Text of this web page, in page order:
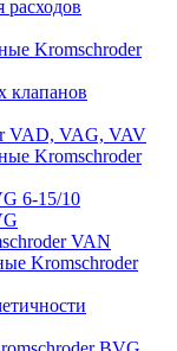
расходов
Kromschroder
клапанов
VAD, VAG, VAV
Kromschroder
6-15/10
VAN
Kromschroder